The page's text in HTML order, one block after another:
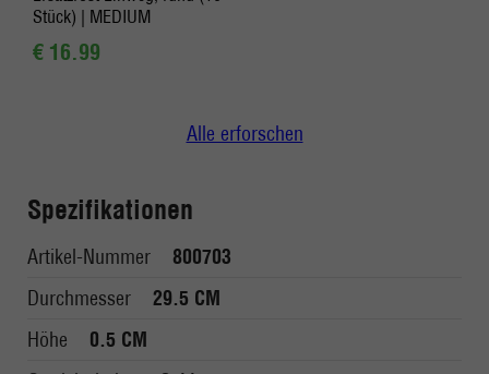
Stück) | MEDIUM
€ 16.99
Alle erforschen
Spezifikationen
Artikel-Nummer
800703
Durchmesser
29.5 CM
Höhe
0.5 CM